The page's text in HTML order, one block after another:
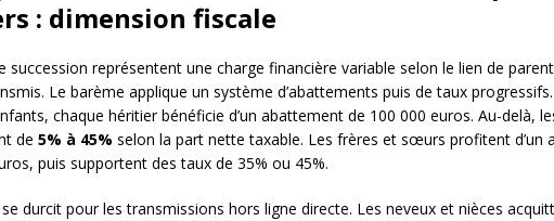
: dimension fiscale
succession représentent une charge financière variable selon le lien de
Le barème applique un système d’abattements puis de taux
chaque héritier bénéficie d’un abattement de 100 000 euros. Au-delà,
de 5% à 45% selon la part nette taxable. Les frères et sœurs profitent d’un
puis supportent des taux de 35% ou 45%.
durcit pour les transmissions hors ligne directe. Les neveux et nièces